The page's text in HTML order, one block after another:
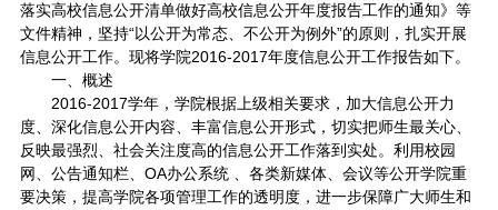
落实高校信息公开清单做好高校信息公开年度报告工作的通知》等
文件精神，坚持“以公开为常态、不公开为例外”的原则，扎实开展
信息公开工作。现将学院2016-2017年度信息公开工作报告如下。
一、概述
2016-2017学年，学院根据上级相关要求，加大信息公开力
度、深化信息公开内容、丰富信息公开形式，切实把师生最关心、
反映最强烈、社会关注度高的信息公开工作落到实处。利用校园
网、公告通知栏、OA办公系统 、各类新媒体、会议等公开学院重
要决策，提高学院各项管理工作的透明度，进一步保障广大师生和